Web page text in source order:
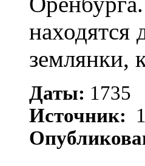
находятся
землянки,
Даты: 1735
Источник: